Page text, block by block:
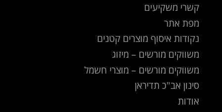
קשרי משקיעים
מפת אתר
נקודות איסוף מוצרים קטנים
משווקים מורשים – מיזוג
משווקים מורשים – מוצרי חשמל
סינון אב"כ תדיראן
אודות